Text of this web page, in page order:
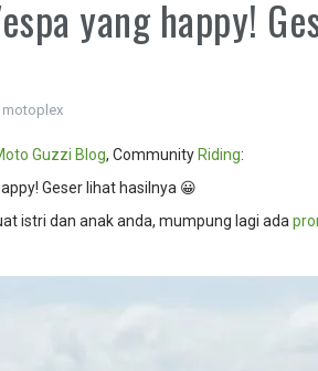
yang happy!
motoplex
Guzzi Blog, Community Riding:
Geser lihat hasilnya 😀
istri dan anak anda, mumpung lagi ada